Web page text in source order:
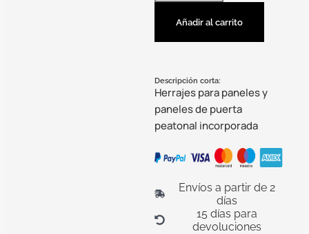
Añadir al carrito
Descripción corta:
Herrajes para paneles y
paneles de puerta
peatonal incorporada
Envíos a partir de 2
días
15 días para
devoluciones